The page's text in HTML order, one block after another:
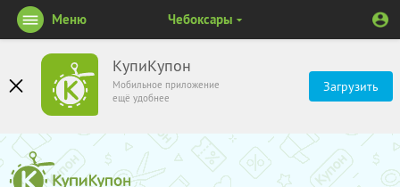
КупиКупон
Мобильное приложение
ещё удобнее
Загрузить
Меню Чебоксары